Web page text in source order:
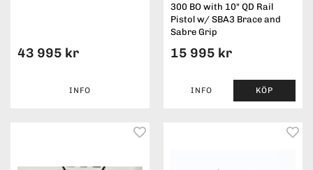
43 995 kr
INFO
300 BO with 10" QD Rail
Pistol w/ SBA3 Brace and
Sabre Grip
15 995 kr
INFO KÖP